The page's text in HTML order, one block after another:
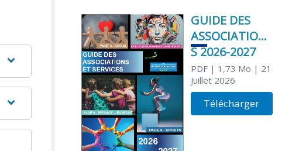
GUIDE DES
ASSOCIATION
S 2026-2027
PDF| 1,73 Mo | 21
Juillet 2026
Télécharger